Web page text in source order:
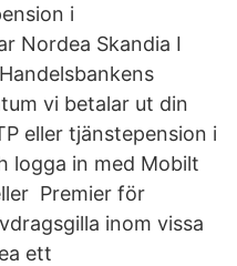
i
Nordea Skandia I
vi betalar ut din
eller tjänstepension i
logga in med Mobilt
Premier för
inom vissa
ett